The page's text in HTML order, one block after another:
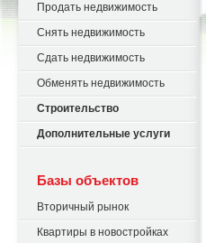
Продать недвижимость
Снять недвижимость
Сдать недвижимость
Обменять недвижимость
Строительство
Дополнительные услуги
Базы объектов
Вторичный рынок
Квартиры в новостройках